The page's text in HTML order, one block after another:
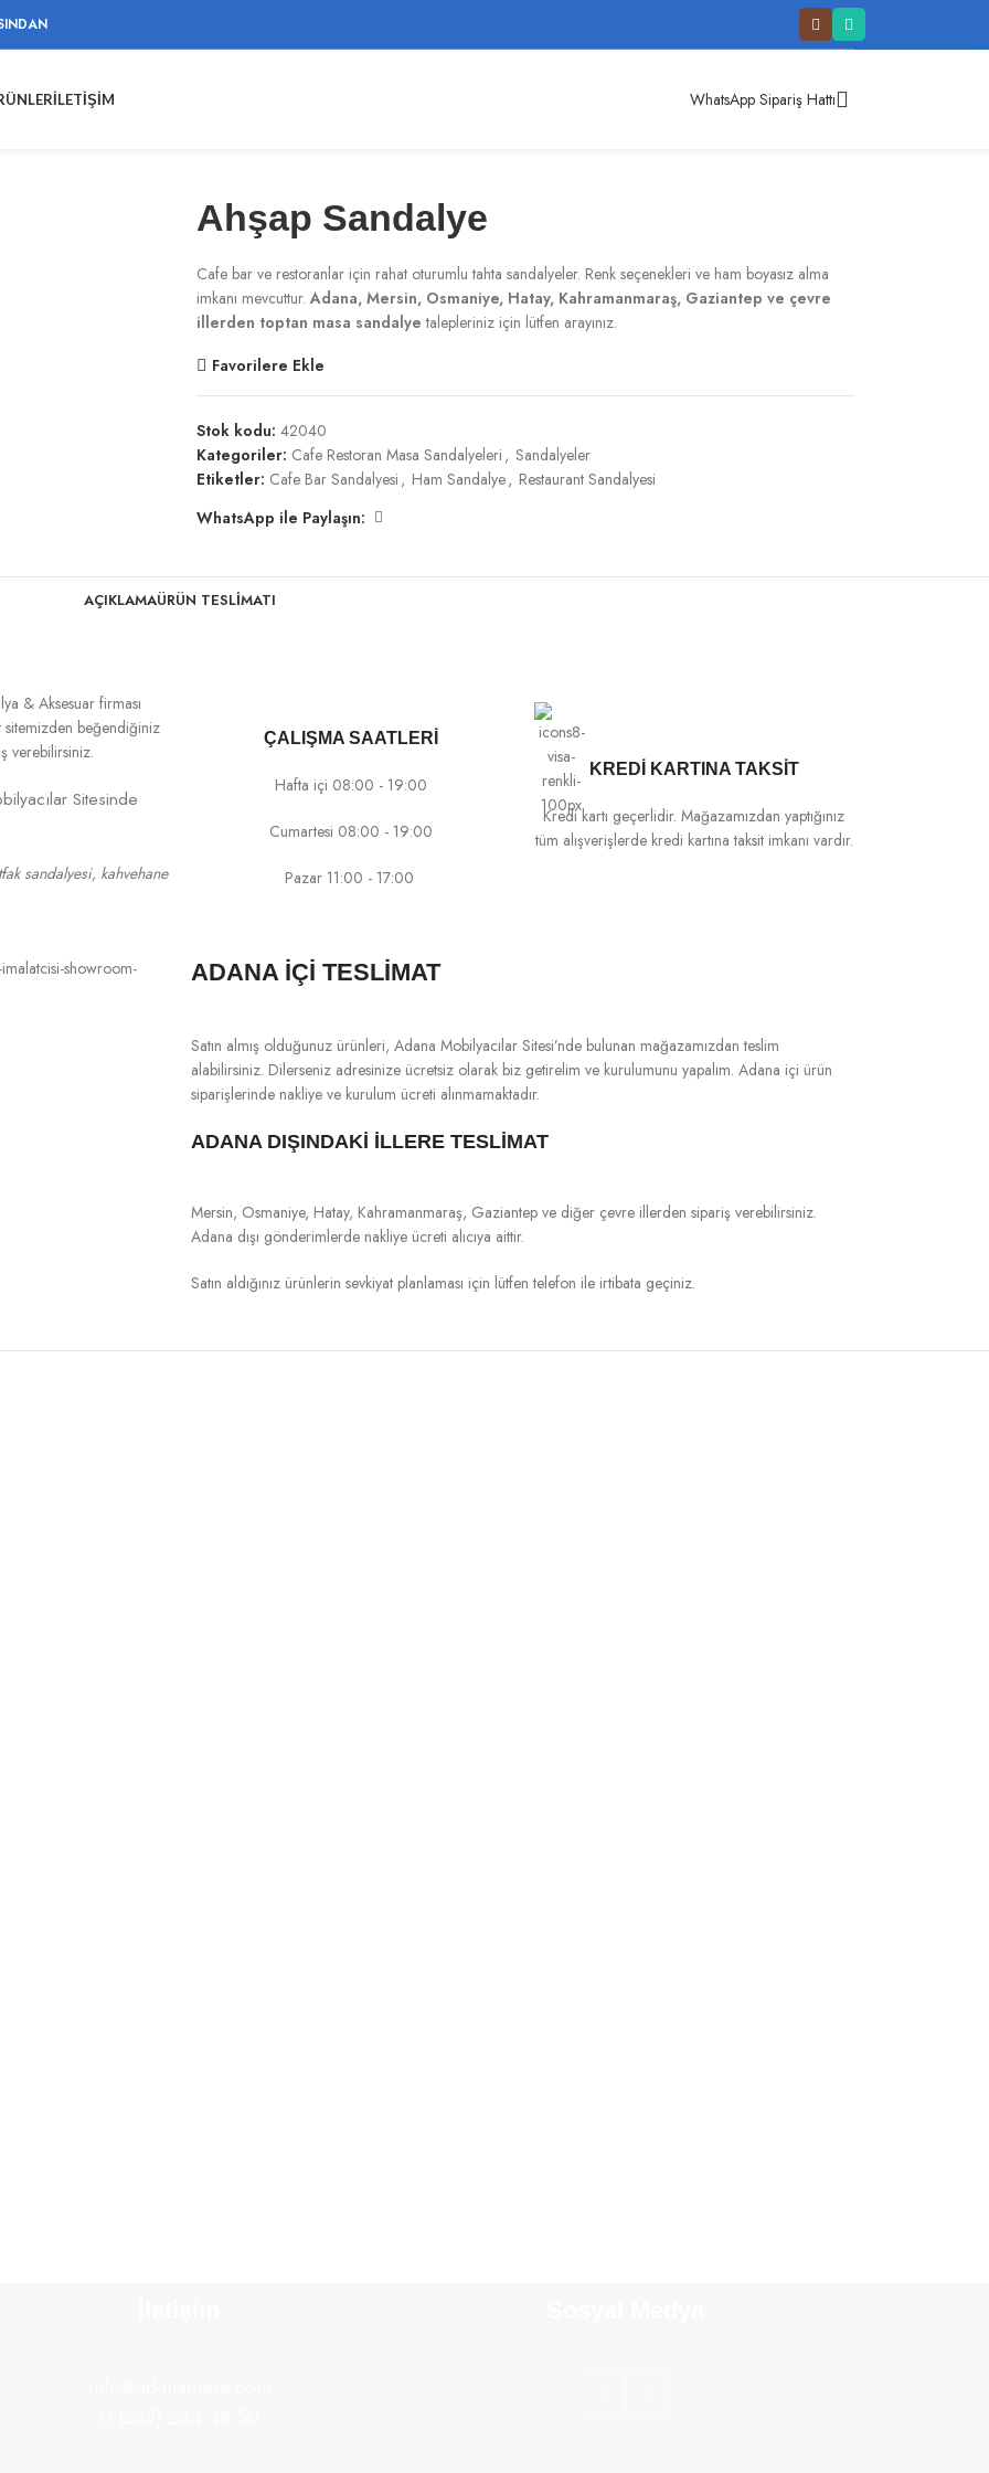
İLETIŞIM WhatsApp Sipariş Hattı
Ahşap Sandalye
Cafe bar ve restoranlar için rahat oturumlu tahta sandalyeler. Renk seçenekleri ve ham boyasız alma
imkanı mevcuttur.Adana, Mersin, Osmaniye, Hatay, Kahramanmaraş, Gaziantep ve çevre
illerden toptan masa sandalye talepleriniz için lütfen arayınız.
Favorilere Ekle
Stok kodu: 42040
Kategoriler: Cafe Restoran Masa Sandalyeleri , Sandalyeler
Etiketler: Cafe Bar Sandalyesi , Ham Sandalye, Restaurant Sandalyesi
WhatsApp ile Paylaşın:
AÇIKLAMAÜRÜN TESLIMATI
& Aksesuar firması
sitemizden beğendiğiniz
verebilirsiniz.
Sitesinde
sandalyesi, kahvehane
ÇALIŞMA SAATLERİ
Hafta içi 08:00 - 19:00
Cumartesi 08:00 - 19:00
Pazar 11:00 - 17:00
KREDİ KARTINA TAKSİT
Kredi kartı geçerlidir. Mağazamızdan yaptığınız
tüm alışverişlerde kredi kartına taksit imkanı vardır.
ADANA İÇİ TESLİMAT
Satın almış olduğunuz ürünleri, Adana Mobilyacılar Sitesi’nde bulunan mağazamızdan teslim
alabilirsiniz. Dilerseniz adresinize ücretsiz olarak biz getirelim ve kurulumunu yapalım. Adana içi ürün
siparişlerinde nakliye ve kurulum ücreti alınmamaktadır.
ADANA DIŞINDAKİ İLLERE TESLİMAT
Mersin, Osmaniye, Hatay, Kahramanmaraş, Gaziantep ve diğer çevre illerden sipariş verebilirsiniz.
Adana dışı gönderimlerde nakliye ücreti alıcıya aittir.
Satın aldığınız ürünlerin sevkiyat planlaması için lütfen telefon ile irtibata geçiniz.